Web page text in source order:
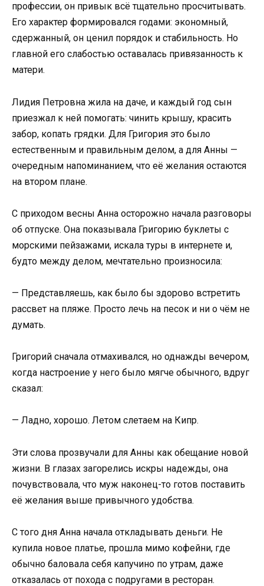
профессии, он привык всё тщательно просчитывать.
Его характер формировался годами: экономный,
сдержанный, он ценил порядок и стабильность. Но
главной его слабостью оставалась привязанность к
матери.
Лидия Петровна жила на даче, и каждый год сын
приезжал к ней помогать: чинить крышу, красить
забор, копать грядки. Для Григория это было
естественным и правильным делом, а для Анны —
очередным напоминанием, что её желания остаются
на втором плане.
С приходом весны Анна осторожно начала разговоры
об отпуске. Она показывала Григорию буклеты с
морскими пейзажами, искала туры в интернете и,
будто между делом, мечтательно произносила:
— Представляешь, как было бы здорово встретить
рассвет на пляже. Просто лечь на песок и ни о чём не
думать.
Григорий сначала отмахивался, но однажды вечером,
когда настроение у него было мягче обычного, вдруг
сказал:
— Ладно, хорошо. Летом слетаем на Кипр.
Эти слова прозвучали для Анны как обещание новой
жизни. В глазах загорелись искры надежды, она
почувствовала, что муж наконец-то готов поставить
её желания выше привычного удобства.
С того дня Анна начала откладывать деньги. Не
купила новое платье, прошла мимо кофейни, где
обычно баловала себя капучино по утрам, даже
отказалась от похода с подругами в ресторан.